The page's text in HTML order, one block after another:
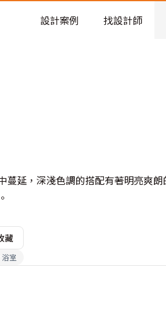
老屋預算分
設計案例 找設計師
延，深淺色調的搭配有著明亮爽
藏
室